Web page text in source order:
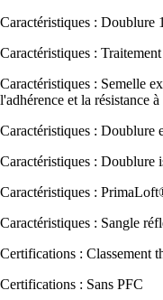
Caractéristiques : Doublure
Caractéristiques :
Caractéristiques : Semelle
l'adhérence et la résistance
Caractéristiques : Doublure
Caractéristiques : Doublure
Caractéristiques :
Caractéristiques : Sangle
Certifications : Classement
Certifications : Sans PFC